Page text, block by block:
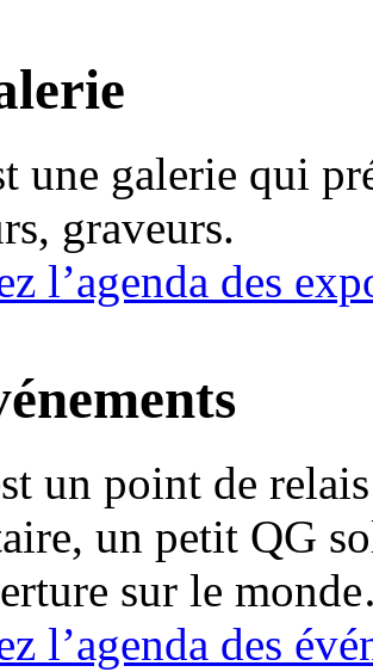
une galerie qui
graveurs.
l’agenda des
un point de
un petit QG
sur le
l’agenda des